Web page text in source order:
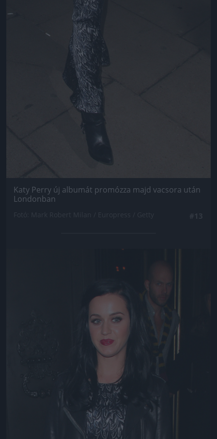
Katy Perry új albumát promózza majd vacsora után
Londonban
Jön még kép!